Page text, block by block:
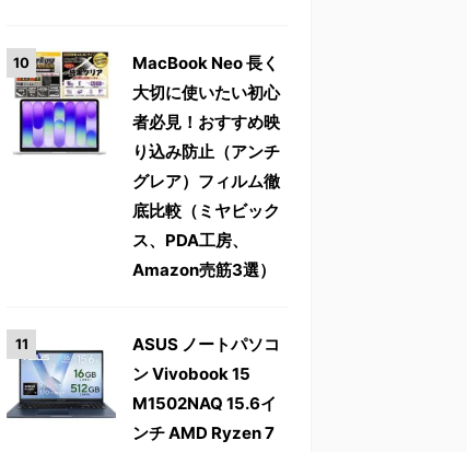
MacBook Neo 長く
大切に使いたい初心
者必見！おすすめ映
り込み防止（アンチ
グレア）フィルム徹
底比較（ミヤビック
ス、PDA工房、
Amazon売筋3選）
ASUS ノートパソコ
ン Vivobook 15
M1502NAQ 15.6イ
ンチ AMD Ryzen 7